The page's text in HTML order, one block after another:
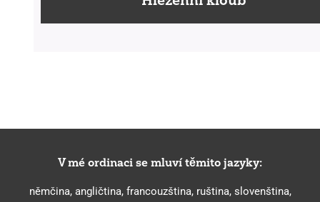
V mé ordinaci se mluví těmito jazyky:
němčina, angličtina, francouzština, ruština, slovenština,